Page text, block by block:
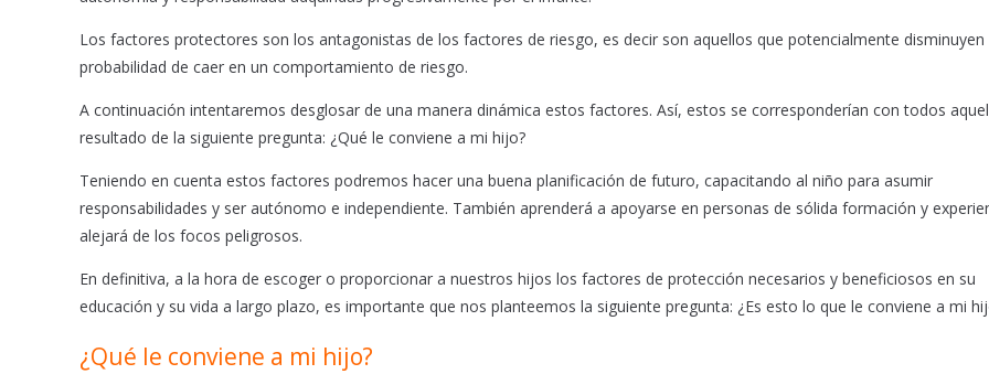
Los factores protectores son los antagonistas de los factores de riesgo, es decir son aquellos que potencialmente disminuyen
probabilidad de caer en un comportamiento de riesgo.
A continuación intentaremos desglosar de una manera dinámica estos factores. Así, estos se corresponderían con todos
resultado de la siguiente pregunta: ¿Qué le conviene a mi hijo?
Teniendo en cuenta estos factores podremos hacer una buena planificación de futuro, capacitando al niño para asumir
responsabilidades y ser autónomo e independiente. También aprenderá a apoyarse en personas de sólida formación y
alejará de los focos peligrosos.
En definitiva, a la hora de escoger o proporcionar a nuestros hijos los factores de protección necesarios y beneficiosos en su
educación y su vida a largo plazo, es importante que nos planteemos la siguiente pregunta: ¿Es esto lo que le conviene a mi
¿Qué le conviene a mi hijo?